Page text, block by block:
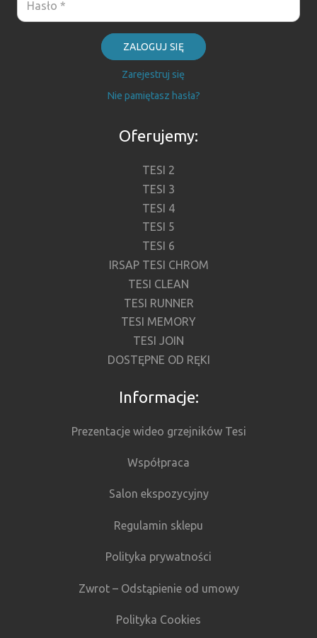
ZALOGUJ SIĘ
Zarejestruj się
Nie pamiętasz hasła?
Oferujemy:
TESI 2
TESI 3
TESI 4
TESI 5
TESI 6
IRSAP TESI CHROM
TESI CLEAN
TESI RUNNER
TESI MEMORY
TESI JOIN
DOSTĘPNE OD RĘKI
Informacje:
Prezentacje wideo grzejników Tesi
Współpraca
Salon ekspozycyjny
Regulamin sklepu
Polityka prywatności
Zwrot – Odstąpienie od umowy
Polityka Cookies